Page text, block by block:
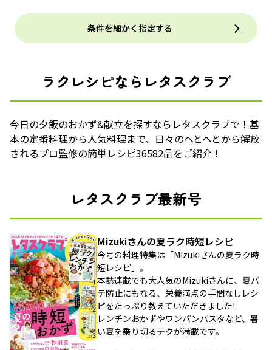
条件を細かく指定する
ラクレシピならレタスクラブ
今日の夕飯のおかず&献立を探すならレタスクラブで！基
本の定番料理から人気料理まで、日々のへとへとから解放
されるプロ監修の簡単レシピ36582品をご紹介！
レタスクラブ最新号
Mizukiさんの夏ラク時短レシピ
今号の料理特集は「Mizukiさんの夏ラク時
短レシピ」。
本誌連載でも大人気のMizukiさんに、夏バ
テ防止にもなる、栄養満点の手間なしレシ
ピをたっぷり教えていただきました!
レンチンおかずやワンパンパスタなど、暑
い夏を乗り切るテクが満載です。